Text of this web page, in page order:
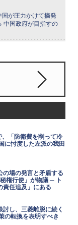
が圧力かけて摘発
中国政府が目指すの
、「防衛費を削って冷
に忖度した左派の我田
の場の発言と矛盾する
権行使」が物議 ─ ト
責任追及」にある
し、三菱離脱に続く
の転換を表明すべき